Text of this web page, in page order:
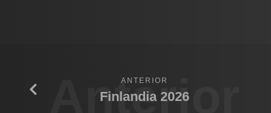
Anterior
ANTERIOR
Finlandia 2026